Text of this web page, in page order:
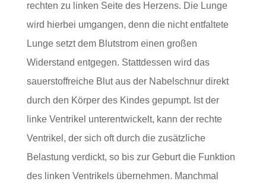
rechten zu linken Seite des Herzens. Die Lunge
wird hierbei umgangen, denn die nicht entfaltete
Lunge setzt dem Blutstrom einen großen
Widerstand entgegen. Stattdessen wird das
sauerstoffreiche Blut aus der Nabelschnur direkt
durch den Körper des Kindes gepumpt. Ist der
linke Ventrikel unterentwickelt, kann der rechte
Ventrikel, der sich oft durch die zusätzliche
Belastung verdickt, so bis zur Geburt die Funktion
des linken Ventrikels übernehmen. Manchmal